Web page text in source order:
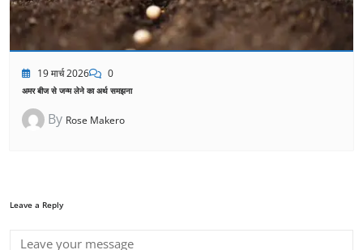
19 मार्च 2026 0
अमर बीज से जन्म लेने का अर्थ समझना
By Rose Makero
Leave a Reply